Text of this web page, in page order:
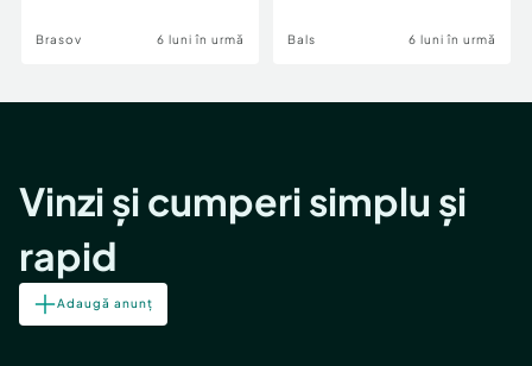
Brasov 6 luni în urmă Bals 6 luni în urmă
Vinzi și cumperi simplu și
rapid
Adaugă anunț